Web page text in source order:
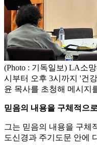
(Photo : 기독일보) LA소
시부터 오후 3시까지 '건
윤 목사를 초청해 메시지
믿음의 내용을 구체적으
그는 믿음의 내용을 구체
도신경과 주기도문 안에